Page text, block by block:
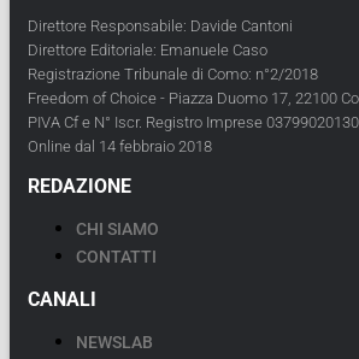
Direttore Responsabile: Davide Cantoni
Direttore Editoriale: Emanuele Caso
Registrazione Tribunale di Como: n°2/2018
Freedom of Choice - Piazza Duomo 17, 22100
PIVA Cf e N° Iscr. Registro Imprese 03799020130
Online dal 14 febbraio 2018
REDAZIONE
CHI SIAMO
CONTATTI
CANALI
NEWSLAB